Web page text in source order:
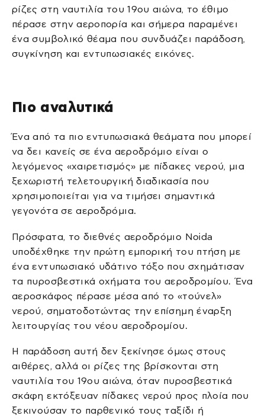
ρίζες στη ναυτιλία του 19ου αιώνα, το έθιμο
πέρασε στην αεροπορία και σήμερα παραμένει
ένα συμβολικό θέαμα που συνδυάζει παράδοση,
συγκίνηση και εντυπωσιακές εικόνες.
Πιο αναλυτικά
Ένα από τα πιο εντυπωσιακά θεάματα που μπορεί
να δει κανείς σε ένα αεροδρόμιο είναι ο
λεγόμενος «χαιρετισμός» με πίδακες νερού, μια
ξεχωριστή τελετουργική διαδικασία που
χρησιμοποιείται για να τιμήσει σημαντικά
γεγονότα σε αεροδρόμια.
Πρόσφατα, το διεθνές αεροδρόμιο Noida
υποδέχθηκε την πρώτη εμπορική του πτήση με
ένα εντυπωσιακό υδάτινο τόξο που σχημάτισαν
τα πυροσβεστικά οχήματα του αεροδρομίου. Ένα
αεροσκάφος πέρασε μέσα από το «τούνελ»
νερού, σηματοδοτώντας την επίσημη έναρξη
λειτουργίας του νέου αεροδρομίου.
Η παράδοση αυτή δεν ξεκίνησε όμως στους
αιθέρες, αλλά οι ρίζες της βρίσκονται στη
ναυτιλία του 19ου αιώνα, όταν πυροσβεστικά
σκάφη εκτόξευαν πίδακες νερού προς πλοία που
ξεκινούσαν το παρθενικό τους ταξίδι ή